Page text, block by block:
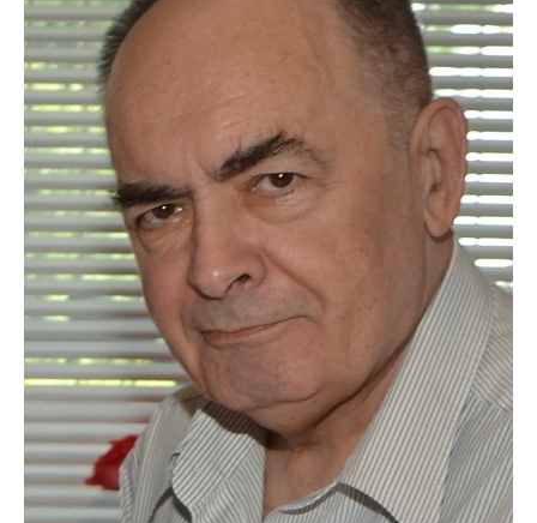
Наукові центри МОН та НАН України
Громадські організації
ДІЯЛЬНІСТЬ
Засідання Президії НАН України
Сесії Загальних зборів НАН України
Річні звіти НАН України
Річні фінансові звіти НАН України
Наукові публікації та видавнича діяльність
Охорона прав інтелектуальної власності та
трансфер технологій в наукових установах
Наукові об'єкти, що становлять національне
надбання